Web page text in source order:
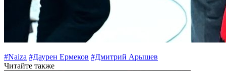
#Naiza #Даурен Ермеков #Дмитрий Арышев
Читайте также